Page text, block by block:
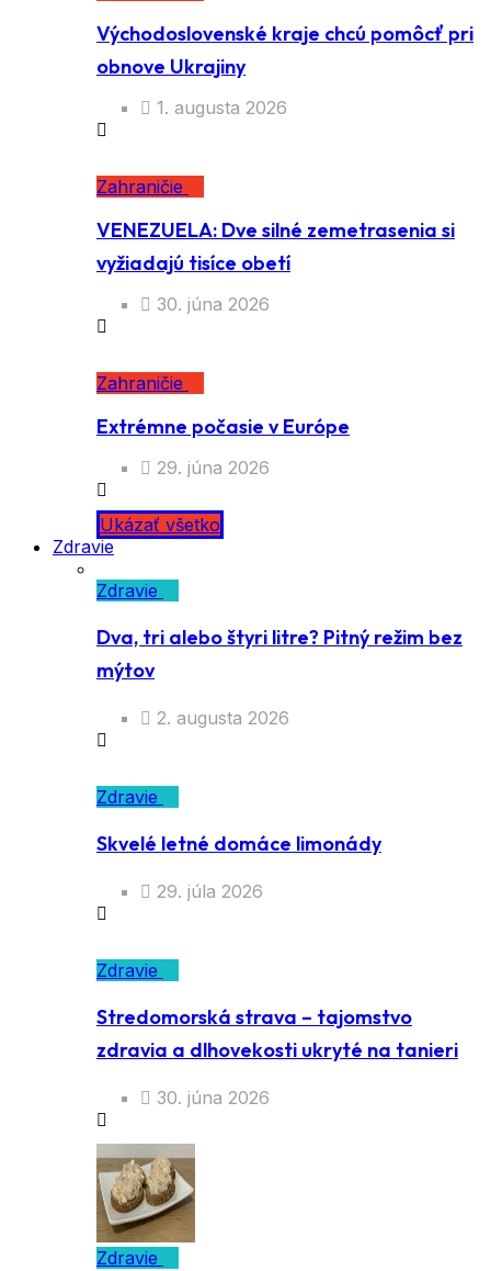
Východoslovenské kraje chcú pomôcť pri
obnove Ukrajiny
1. augusta 2026
Zahraničie
VENEZUELA: Dve silné zemetrasenia si
vyžiadajú tisíce obetí
30. júna 2026
Zahraničie
Extrémne počasie v Európe
29. júna 2026
Ukázať všetko
Zdravie
Zdravie
Dva, tri alebo štyri litre? Pitný režim bez
mýtov
2. augusta 2026
Zdravie
Skvelé letné domáce limonády
29. júla 2026
Zdravie
Stredomorská strava – tajomstvo
zdravia a dlhovekosti ukryté na tanieri
30. júna 2026
Zdravie